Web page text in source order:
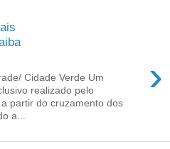
›
Cidade Verde Um
realizado pelo
partir do cruzamento dos
a...